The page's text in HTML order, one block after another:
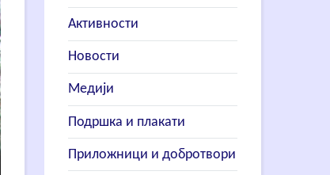
Активности
Новости
Медији
Подршка и плакати
Приложници и добротвори